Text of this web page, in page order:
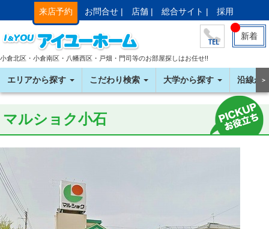
来店予約 お問合せ | 店舗 | 総合サイト | 採用
新着
小倉北区・小倉南区・八幡西区・戸畑・門司等のお部屋探しはお任せ!!
エリアから探す こだわり検索 大学から探す 沿線か＞
マルショク小石